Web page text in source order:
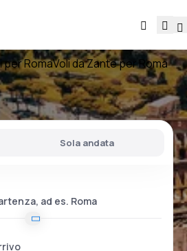
per RomaVoli da Zante per Roma
Sola andata